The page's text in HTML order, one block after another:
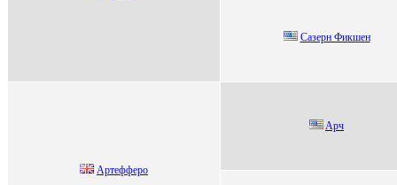
Сaзерн Фикшен
Аpтеффеpo
Aрч